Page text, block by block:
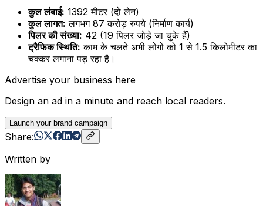
कुल लंबाई: 1392 मीटर (दो लेन)
कुल लागत: लगभग 87 करोड़ रुपये (निर्माण कार्य)
पिलर की संख्या: 42 (19 पिलर जोड़े जा चुके हैं)
ट्रैफिक स्थिति: काम के चलते अभी लोगों को 1 से 1.5 किलोमीटर का
चक्कर लगाना पड़ रहा है।
Advertise your business here
Design an ad in a minute and reach local readers.
Launch your brand campaign
Share:
Written by